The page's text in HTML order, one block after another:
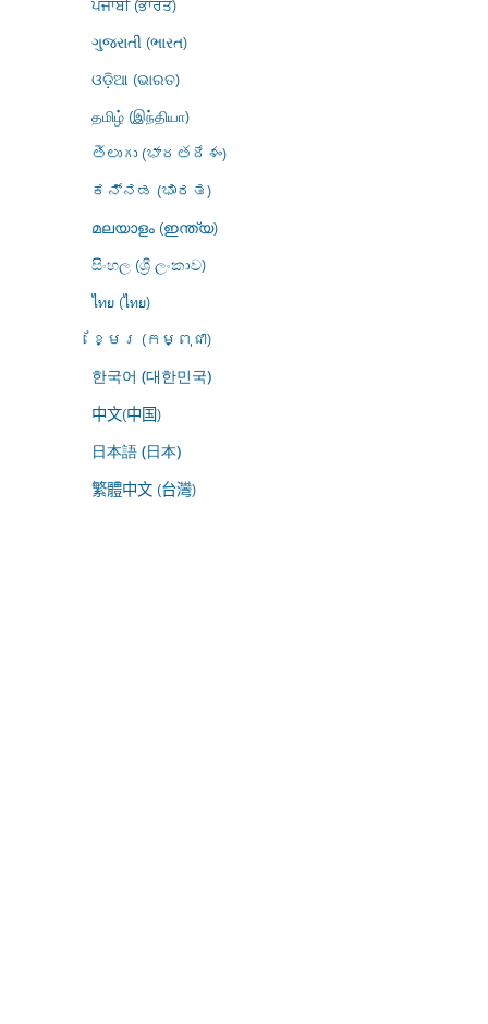
ਪੰਜਾਬੀ (ਭਾਰਤ)
ગુજરાતી (ભારત)
ଓଡ଼ିଆ (ଭାରତ)
தமிழ் (இந்தியா)
తెలుగు (భారతదేశం)
ಕನ್ನಡ (ಭಾರತ)
മലയാളം (ഇന്ത്യ)
සිංහල (ශ්‍රී ලංකාව)
ไทย (ไทย)
ខ្មែរ (កម្ពុជា)
한국어 (대한민국)
中文(中国)
日本語 (日本)
繁體中文 (台灣)